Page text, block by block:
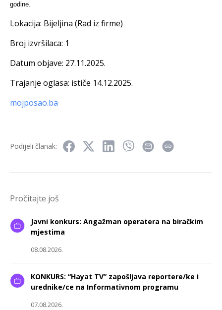
godine.
Lokacija: Bijeljina (Rad iz firme)
Broj izvršilaca: 1
Datum objave: 27.11.2025.
Trajanje oglasa: ističe 14.12.2025.
mojposao.ba
Podijeli članak:
Pročitajte još
Javni konkurs: Angažman operatera na biračkim
mjestima
08.08.2026.
KONKURS: “Hayat TV” zapošljava reportere/ke i
urednike/ce na Informativnom programu
07.08.2026.